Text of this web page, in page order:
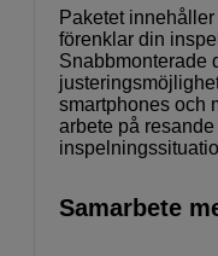
Paketet
förenklar din
Snabbmonterade
smartphones och
arbete på
Samarbete